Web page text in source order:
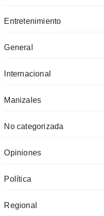
Entretenimiento
General
Internacional
Manizales
No categorizada
Opiniones
Política
Regional